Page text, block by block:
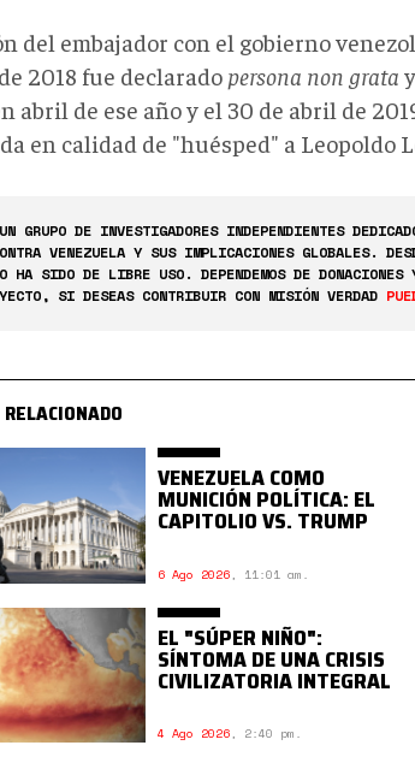
del embajador con el gobierno
2018 fue declarado persona non grata
abril de ese año y el 30 de abril de
en calidad de "huésped" a Leopoldo
GRUPO DE INVESTIGADORES INDEPENDIENTES
VENEZUELA Y SUS IMPLICACIONES GLOBALES.
HA SIDO DE LIBRE USO. DEPENDEMOS DE DONACIONES
SI DESEAS CONTRIBUIR CON MISIÓN VERDAD
VENEZUELA COMO
MUNICIÓN POLÍTICA: EL
CAPITOLIO VS. TRUMP
6 Ago 2026, 11:01 am.
EL "SÚPER NIÑO":
SÍNTOMA DE UNA CRISIS
CIVILIZATORIA INTEGRAL
4 Ago 2026, 2:40 pm.